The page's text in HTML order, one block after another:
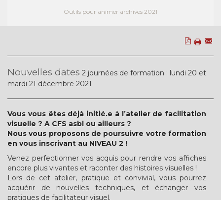
Outils pour animer archives 2021
Nouvelles dates 2 journées de formation : lundi 20 et
mardi 21 décembre 2021
Vous vous êtes déjà initié.e à l’atelier de facilitation
visuelle ? A CFS asbl ou ailleurs ?
Nous vous proposons de poursuivre votre formation
en vous inscrivant au NIVEAU 2 !
Venez perfectionner vos acquis pour rendre vos affiches
encore plus vivantes et raconter des histoires visuelles !
Lors de cet atelier, pratique et convivial, vous pourrez
acquérir de nouvelles techniques, et échanger vos
pratiques de facilitateur visuel.